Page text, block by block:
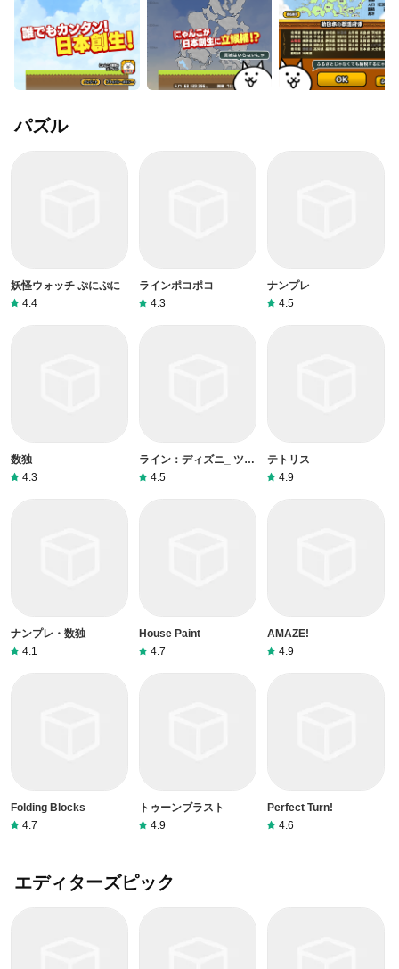
パズル
妖怪ウォッチ ぷにぷに
4.4
ラインポコポコ
4.3
ナンプレ
4.5
数独
4.3
ライン：ディズニ_ ツム
ツム
4.5
テトリス
4.9
ナンプレ・数独
4.1
House Paint
4.7
AMAZE!
4.9
Folding Blocks
4.7
トゥーンブラスト
4.9
Perfect Turn!
4.6
エディターズピック